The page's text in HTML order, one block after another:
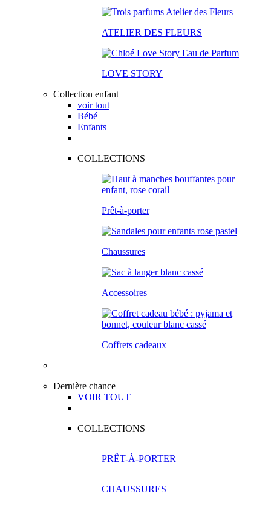
ATELIER DES FLEURS
LOVE STORY
Collection enfant
voir tout
Bébé
Enfants
COLLECTIONS
Prêt-à-porter
Chaussures
Accessoires
Coffrets cadeaux
Dernière chance
VOIR TOUT
COLLECTIONS
PRÊT-À-PORTER
CHAUSSURES